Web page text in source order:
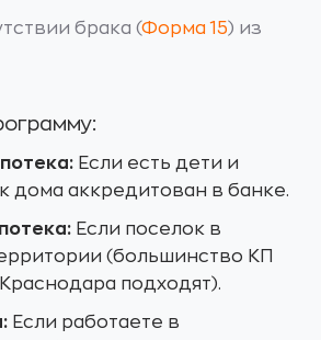
брака (Форма 15) из
Если есть дети и
дома аккредитован в банке.
Если поселок в
(большинство КП
подходят).
Если работаете в